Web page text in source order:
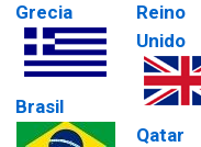
Grecia
Brasil
Reino
Unido
Qatar